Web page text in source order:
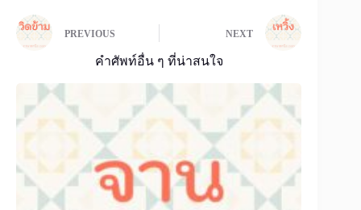
PREVIOUS NEXT
คำศัพท์อื่น ๆ ที่น่าสนใจ